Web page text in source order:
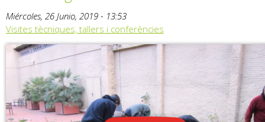
Miércoles, 26 Junio, 2019 - 13:53
Visites tècniques, tallers i conferències